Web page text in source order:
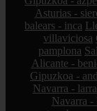
Asturias -
balears - inca
villaviciosa
pamplona
Alicante -
Gipuzkoa -
Navarra -
Navarra -